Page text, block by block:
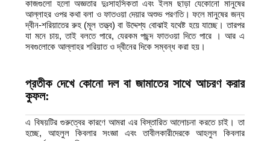
কাজগুলো হলো অজ্ঞতার দুঃসাহসিকতা এবং ইলম ছাড়া যেকোনো মানুষের
আল্লাহর ওপর কথা বলা ও ফাতওয়া দেয়ার অশুভ পরণতি। ফলে মানুষের জন্য
দ্বীন-শরিয়াতের রুহ (মূল তত্ত্ব) বা উদ্দেশ্য বোঝাই যথেষ্ট হয়ে যাচ্ছে। তারপর
যা মনে চায়, তাই বলতে পারে, যেরকম পছন্দ ফাতওয়া দিতে পারে । আর এ
সবগুলোকে আল্লাহর শরিয়াত ও দ্বীনের দিকে সম্বন্ধ করা হয়।
প্রতীক দেখে কোনো দল বা জামাতের সাথে আচরণকরার
কুফল:
এ বিষয়টির গুরুত্বের কারণে আমরা এর বিস্তারিত আলোচনা করতে চাই। তা
হচ্ছে, আহলুল কিবলার সংজ্ঞা এবং তাবীলকারীদেরকে আহলুল কিবলার